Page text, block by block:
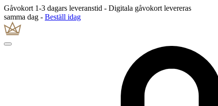
Gåvokort 1-3 dagars leveranstid - Digitala gåvokort levereras
samma dag - Beställ idag